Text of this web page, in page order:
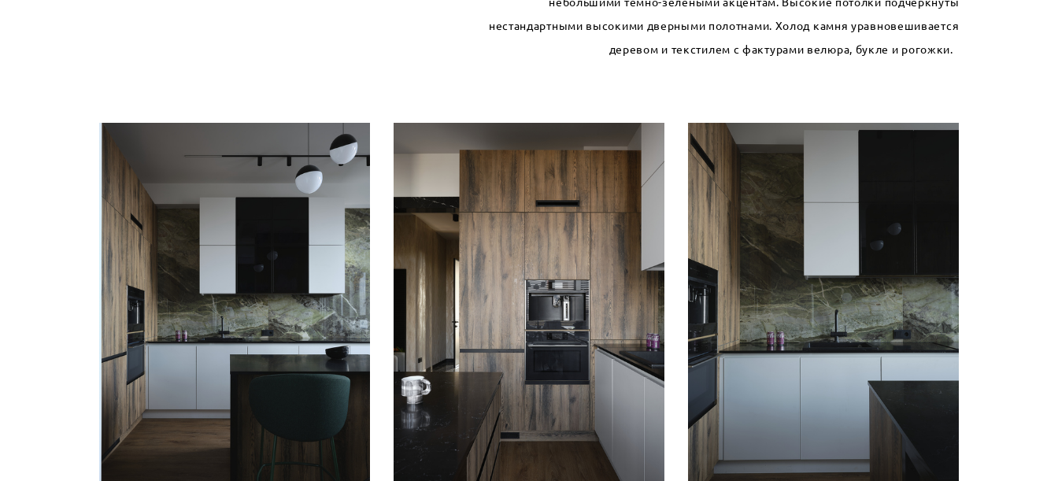
небольшими темно-зелеными акцентам. Высокие потолки подчеркнуты
нестандартными высокими дверными полотнами. Холод камня уравновешивается
деревом и текстилем с фактурами велюра, букле и рогожки.